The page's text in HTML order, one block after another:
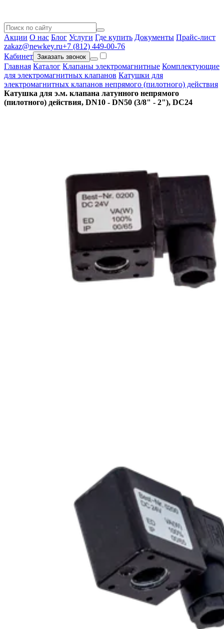
Акции О нас Блог Услуги Где купить Документы Прайс-лист
zakaz@newkey.ru+7 (812) 449-00-76
Кабинет Заказать звонок
Главная Каталог Клапаны электромагнитные Комплектующие
для электромагнитных клапанов Катушки для
электромагнитных клапанов непрямого (пилотного) действия
Катушка для э.м. клапана латунного непрямого
(пилотного) действия, DN10 - DN50 (3/8" - 2"), DC24